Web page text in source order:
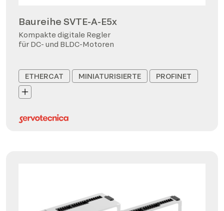
Baureihe SVTE-A-E5x
Kompakte digitale Regler
für DC- und BLDC-Motoren
ETHERCAT MINIATURISIERTE PROFINET